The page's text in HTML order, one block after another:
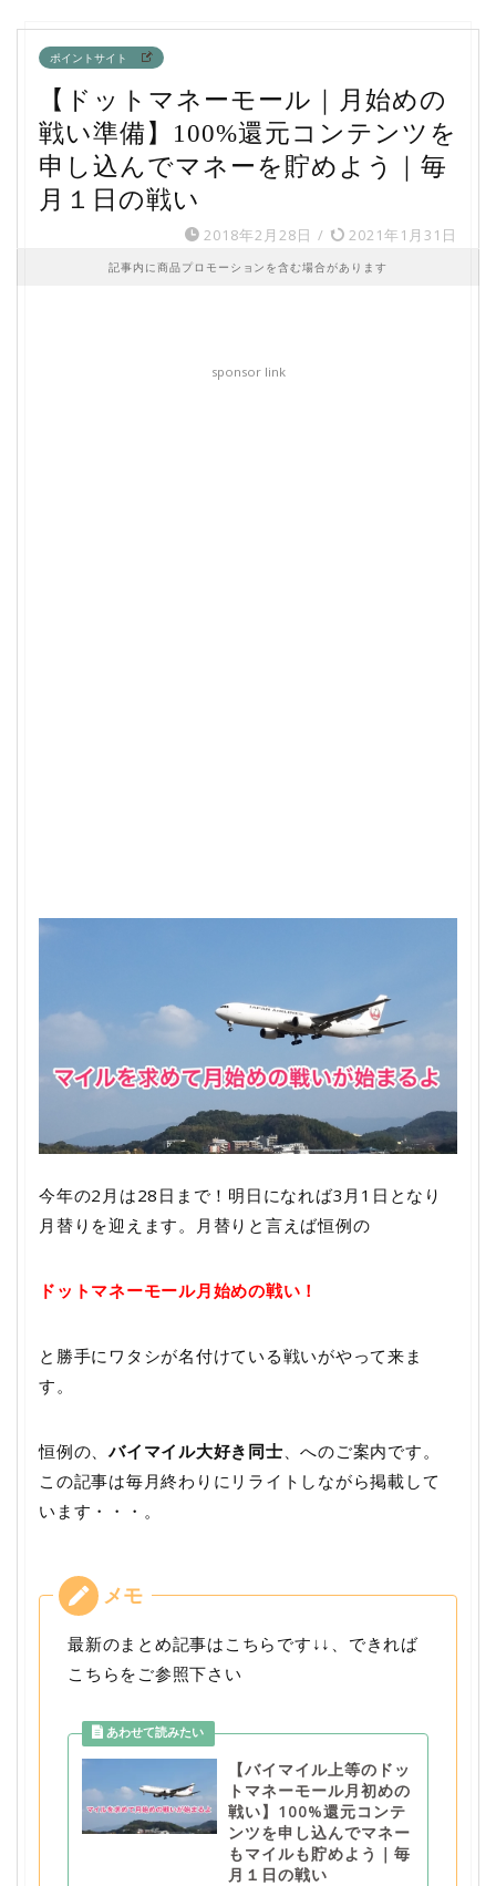
ポイントサイト
【ドットマネーモール｜月始めの
戦い準備】100%還元コンテンツを
申し込んでマネーを貯めよう｜毎
月１日の戦い
2018年2月28日 / 2021年1月31日
記事内に商品プロモーションを含む場合があります
sponsor link
今年の2月は28日まで！明日になれば3月1日となり
月替りを迎えます。月替りと言えば恒例の
ドットマネーモール月始めの戦い！
と勝手にワタシが名付けている戦いがやって来ま
す。
恒例の、バイマイル大好き同士 、へのご案内です。
この記事は毎月終わりにリライトしながら掲載して
います・・・。
最新のまとめ記事はこちらです↓↓、できれば
こちらをご参照下さい
【バイマイル上等のドッ
トマネーモール月初めの
戦い】100%還元コンテ
ンツを申し込んでマネー
もマイルも貯めよう｜毎
月１日の戦い